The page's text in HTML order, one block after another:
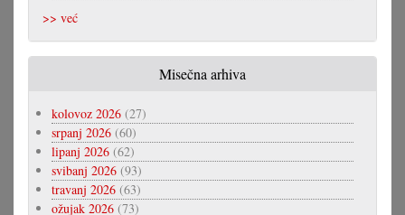
>> već
Misečna arhiva
kolovoz 2026 (27)
srpanj 2026 (60)
lipanj 2026 (62)
svibanj 2026 (93)
travanj 2026 (63)
ožujak 2026 (73)